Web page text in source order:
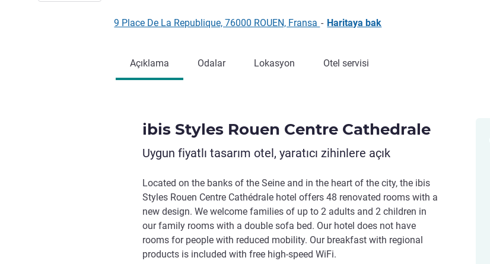
9 Place De La Republique, 76000 ROUEN, Fransa - Haritaya bak
Açıklama Odalar Lokasyon Otel servisi
ibis Styles Rouen Centre Cathedrale
Uygun fiyatlı tasarım otel, yaratıcı zihinlere açık
Located on the banks of the Seine and in the heart of the city, the ibis
Styles Rouen Centre Cathédrale hotel offers 48 renovated rooms with a
new design. We welcome families of up to 2 adults and 2 children in
our family rooms with a double sofa bed. Our hotel does not have
rooms for people with reduced mobility. Our breakfast with regional
products is included with free high-speed WiFi.